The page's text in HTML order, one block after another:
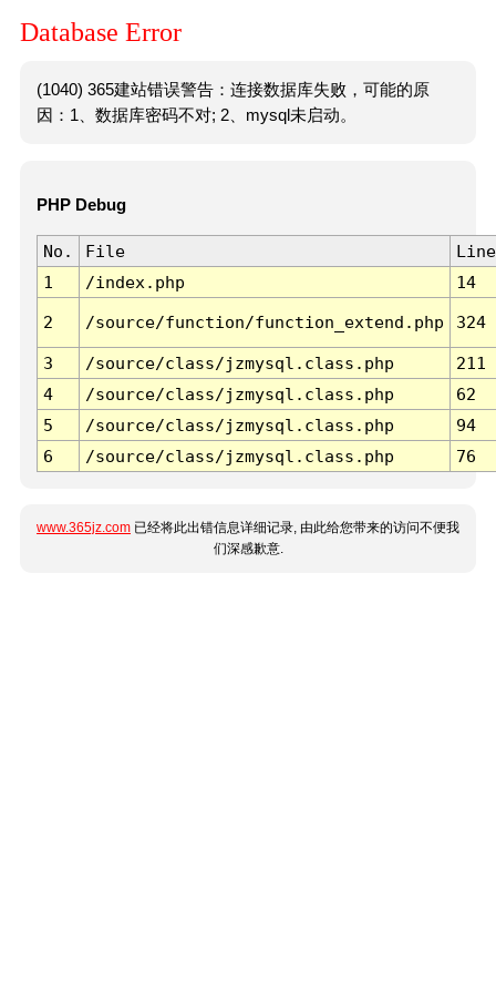
Database Error
(1040) 365建站错误警告：连接数据库失败，可能的原
因：1、数据库密码不对; 2、mysql未启动。
PHP Debug
No. File
Line
1
/index.php 14
2 /source/function/function_extend.php 324
3 /source/class/jzmysql.class.php
211
4
/source/class/jzmysql.class.php
62
5
/source/class/jzmysql.class.php
94
6
/source/class/jzmysql.class.php 76
www.365jz.com 已经将此出错信息详细记录, 由此给您带来的访问不便我
们深感歉意.